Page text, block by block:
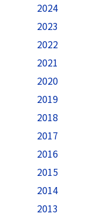
2024
2023
2022
2021
2020
2019
2018
2017
2016
2015
2014
2013